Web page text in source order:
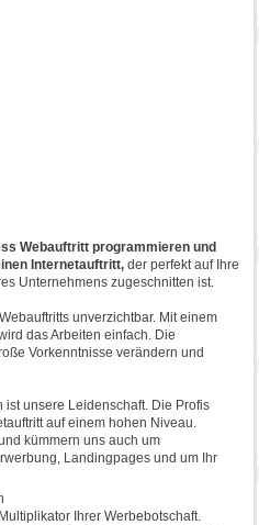
Webauftritt programmieren und
Internetauftritt, der perfekt auf Ihre
Unternehmens zugeschnitten ist.
unverzichtbar. Mit einem
das Arbeiten einfach. Die
Vorkenntnisse verändern und
ist unsere Leidenschaft. Die Profis
auf einem hohen Niveau.
kümmern uns auch um
Landingpages und um Ihr
Ihrer Werbebotschaft.